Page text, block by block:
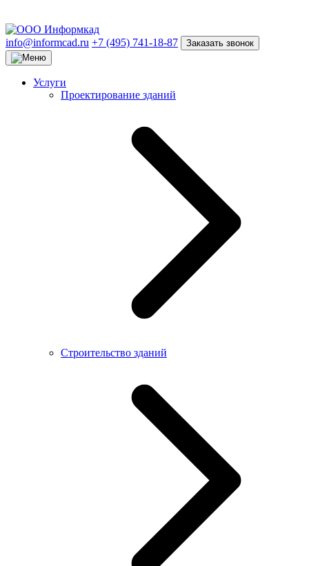
info@informcad.ru +7 (495) 741-18-87 Заказать звонок
Услуги
Проектирование зданий
Строительство зданий